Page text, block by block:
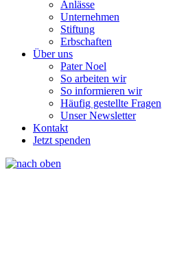
Anlässe
Unternehmen
Stiftung
Erbschaften
Über uns
Pater Noel
So arbeiten wir
So informieren wir
Häufig gestellte Fragen
Unser Newsletter
Kontakt
Jetzt spenden